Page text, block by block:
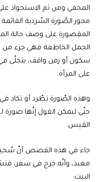
المخفي ومن ثم الاستحواذ
محور الصّورة السّردية
المقصورة على وصف حالة
الجمل الخاطفة فهي جزء
سكون أو زمن واقف، يتجلّى
على المرأة.
وهذه الصّورة تطّرد أو تكاد
حتّى ليمكن القول إنّها صورة
القيس.
جاء في هذه القصص أنّ سُحيما
معبد، وأنّه خرج في سفر،
البيت: